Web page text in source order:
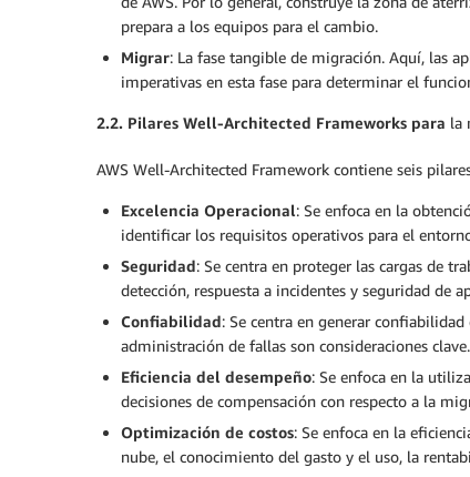
prepara a los equipos para el cambio.
Migrar: La fase tangible de migración. Aquí, las
imperativas en esta fase para determinar el
2.2. Pilares Well-Architected Frameworks para la
AWS Well-Architected Framework contiene seis
Excelencia Operacional: Se enfoca en la
identificar los requisitos operativos para el
Seguridad: Se centra en proteger las cargas de
detección, respuesta a incidentes y seguridad de
Confiabilidad: Se centra en generar
administración de fallas son consideraciones clave.
Eficiencia del desempeño: Se enfoca en la
decisiones de compensación con respecto a la
Optimización de costos: Se enfoca en la
nube, el conocimiento del gasto y el uso, la